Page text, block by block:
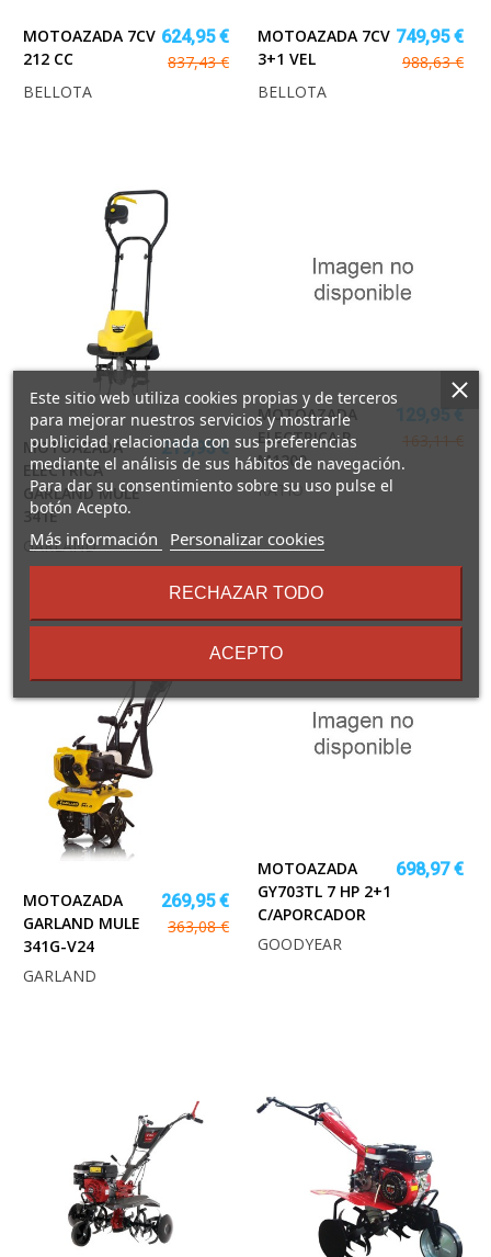
MOTOAZADA 7CV
212 CC
624,95 €
837,43 €
BELLOTA
MOTOAZADA 7CV
3+1 VEL
749,95 €
988,63 €
BELLOTA
MOTOAZADA
ELECTRICA
GARLAND MULE
341E
219,95 €
GARLAND
MOTOAZADA
ELECTRICA R-
M1200
163,11 €
RATIO
MOTOAZADA
GARLAND MULE
341G-V24
269,95 €
363,08 €
GARLAND
MOTOAZADA
GY703TL 7 HP 2+1
C/APORCADOR
698,97 €
GOODYEAR
Este sitio web utiliza cookies propias y de terceros
para mejorar nuestros servicios y mostrarle
publicidad relacionada con sus preferencias
mediante el análisis de sus hábitos de navegación.
Para dar su consentimiento sobre su uso pulse el
botón Acepto.
Más información
sobre
términos
condiciones
Personalizar cookies
RECHAZAR TODO
ACEPTO